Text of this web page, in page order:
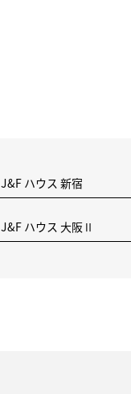
J&F ハウス 新宿
J&F ハウス 大阪Ⅱ